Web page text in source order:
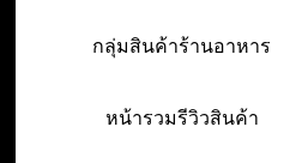
กลุ่มสินค้าร้านอาหาร
หน้ารวมรีวิวสินค้า